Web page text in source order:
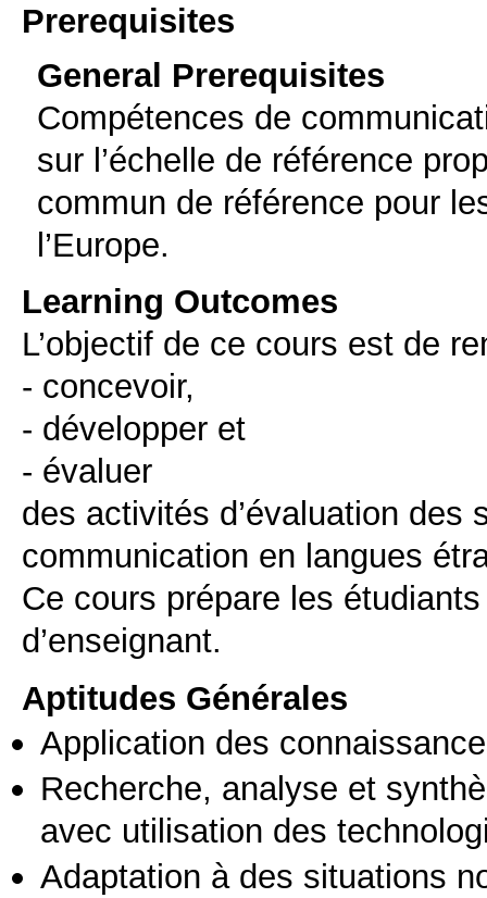
Prerequisites
General Prerequisites
Compétences de
sur l’échelle de référence
commun de référence pour
l’Europe.
Learning Outcomes
L’objectif de ce cours est de
- concevoir,
- développer et
- évaluer
des activités d’évaluation
communication en langues
Ce cours prépare les
d’enseignant.
Aptitudes Générales
Application des
Recherche, analyse et
avec utilisation des
Adaptation à des situations